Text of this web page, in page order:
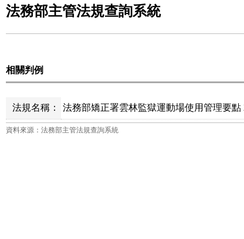
法務部主管法規查詢系統
相關判例
法規名稱： 法務部矯正署雲林監獄運動場使用管理要點
資料來源：法務部主管法規查詢系統